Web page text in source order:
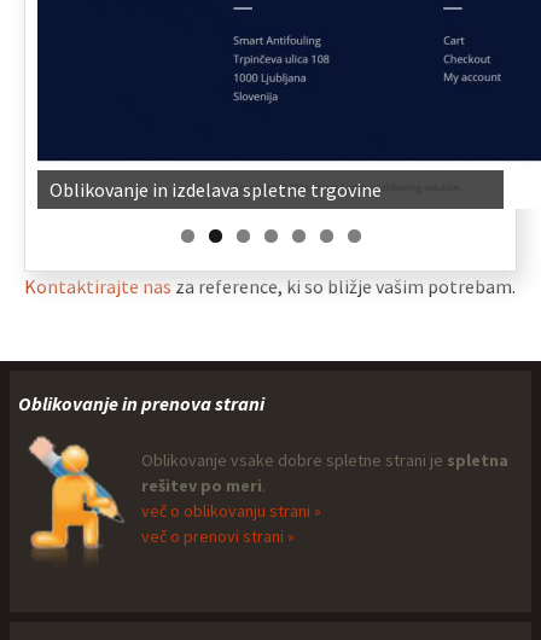
Oblikovanje in izdelava spletne trgovine
Kontaktirajte nas za reference, ki so bližje vašim potrebam.
Oblikovanje in prenova strani
Oblikovanje vsake dobre spletne strani je spletna
rešitev po meri.
več o oblikovanju strani »
več o prenovi strani »